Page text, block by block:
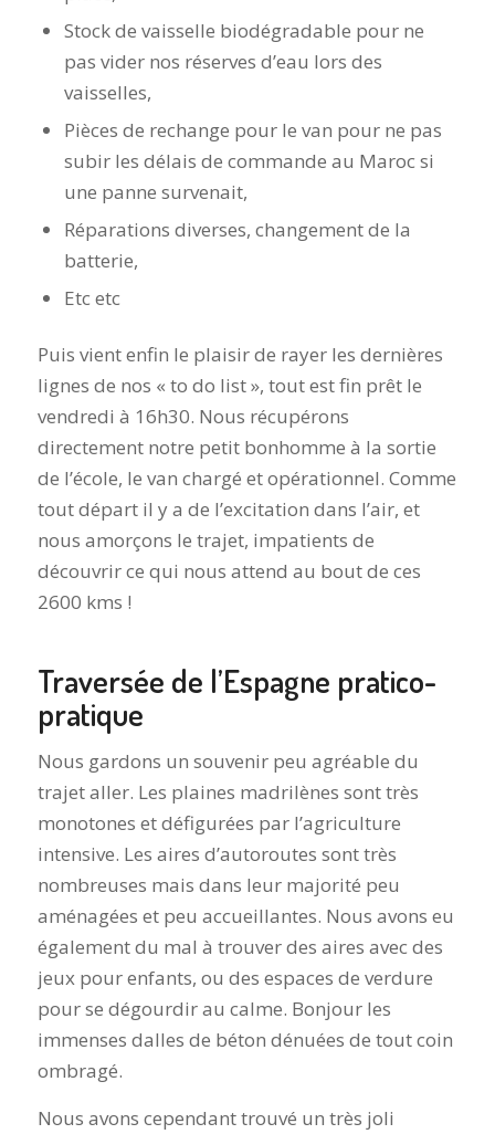
Stock de vaisselle biodégradable pour ne
pas vider nos réserves d’eau lors des
vaisselles,
Pièces de rechange pour le van pour ne pas
subir les délais de commande au Maroc si
une panne survenait,
Réparations diverses, changement de la
batterie,
Etc etc
Puis vient enfin le plaisir de rayer les dernières
lignes de nos « to do list », tout est fin prêt le
vendredi à 16h30. Nous récupérons
directement notre petit bonhomme à la sortie
de l’école, le van chargé et opérationnel. Comme
tout départ il y a de l’excitation dans l’air, et
nous amorçons le trajet, impatients de
découvrir ce qui nous attend au bout de ces
2600 kms !
Traversée de l’Espagne pratico-
pratique
Nous gardons un souvenir peu agréable du
trajet aller. Les plaines madrilènes sont très
monotones et défigurées par l’agriculture
intensive. Les aires d’autoroutes sont très
nombreuses mais dans leur majorité peu
aménagées et peu accueillantes. Nous avons eu
également du mal à trouver des aires avec des
jeux pour enfants, ou des espaces de verdure
pour se dégourdir au calme. Bonjour les
immenses dalles de béton dénuées de tout coin
ombragé.
Nous avons cependant trouvé un très joli